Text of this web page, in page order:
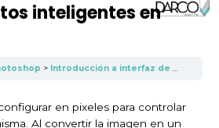
inteligentes en
Introducción a interfaz de Photoshop
en pixeles para controlar
Al convertir la imagen en un